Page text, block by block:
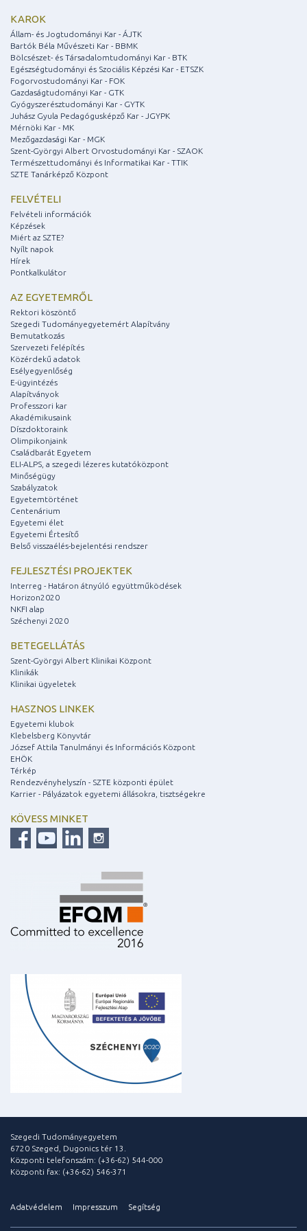
KAROK
Állam- és Jogtudományi Kar - ÁJTK
Bartók Béla Művészeti Kar - BBMK
Bölcsészet- és Társadalomtudományi Kar - BTK
Egészségtudományi és Szociális Képzési Kar - ETSZK
Fogorvostudományi Kar - FOK
Gazdaságtudományi Kar - GTK
Gyógyszerésztudományi Kar - GYTK
Juhász Gyula Pedagógusképző Kar - JGYPK
Mérnöki Kar - MK
Mezőgazdasági Kar - MGK
Szent-Györgyi Albert Orvostudományi Kar - SZAOK
Természettudományi és Informatikai Kar - TTIK
SZTE Tanárképző Központ
FELVÉTELI
Felvételi információk
Képzések
Miért az SZTE?
Nyílt napok
Hírek
Pontkalkulátor
AZ EGYETEMRŐL
Rektori köszöntő
Szegedi Tudományegyetemért Alapítvány
Bemutatkozás
Szervezeti felépítés
Közérdekű adatok
Esélyegyenlőség
E-ügyintézés
Alapítványok
Professzori kar
Akadémikusaink
Díszdoktoraink
Olimpikonjaink
Családbarát Egyetem
ELI-ALPS, a szegedi lézeres kutatóközpont
Minőségügy
Szabályzatok
Egyetemtörténet
Centenárium
Egyetemi élet
Egyetemi Értesítő
Belső visszaélés-bejelentési rendszer
FEJLESZTÉSI PROJEKTEK
Interreg - Határon átnyúló együttműködések
Horizon2020
NKFI alap
Széchenyi 2020
BETEGELLÁTÁS
Szent-Györgyi Albert Klinikai Központ
Klinikák
Klinikai ügyeletek
HASZNOS LINKEK
Egyetemi klubok
Klebelsberg Könyvtár
József Attila Tanulmányi és Információs Központ
EHÖK
Térkép
Rendezvényhelyszín - SZTE központi épület
Karrier - Pályázatok egyetemi állásokra, tisztségekre
KÖVESS MINKET
Szegedi Tudományegyetem
6720 Szeged, Dugonics tér 13.
Központi telefonszám: (+36-62) 544-000
Központi fax: (+36-62) 546-371
Adatvédelem Impresszum Segítség